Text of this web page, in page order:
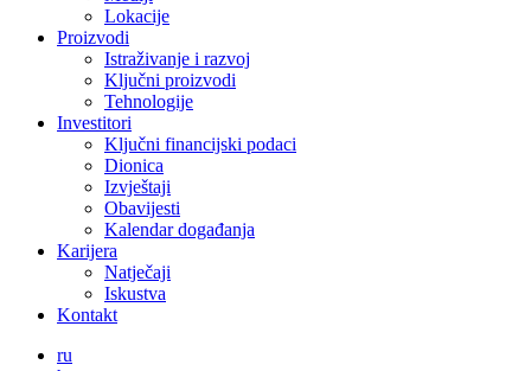
Lokacije
Proizvodi
Istraživanje i razvoj
Ključni proizvodi
Tehnologije
Investitori
Ključni financijski podaci
Dionica
Izvještaji
Obavijesti
Kalendar događanja
Karijera
Natječaji
Iskustva
Kontakt
ru